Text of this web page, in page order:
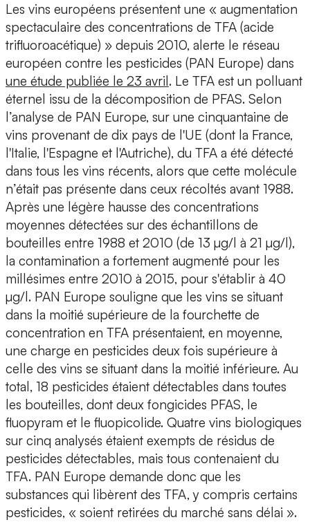
Les vins européens présentent une « augmentation
spectaculaire des concentrations de TFA (acide
trifluoroacétique) » depuis 2010, alerte le réseau
européen contre les pesticides (PAN Europe) dans
une étude publiée le 23 avril. Le TFA est un polluant
éternel issu de la décomposition de PFAS. Selon
l’analyse de PAN Europe, sur une cinquantaine de
vins provenant de dix pays de l'UE (dont la France,
l'Italie, l'Espagne et l'Autriche), du TFA a été détecté
dans tous les vins récents, alors que cette molécule
n’était pas présente dans ceux récoltés avant 1988.
Après une légère hausse des concentrations
moyennes détectées sur des échantillons de
bouteilles entre 1988 et 2010 (de 13 µg/l à 21 µg/l),
la contamination a fortement augmenté pour les
millésimes entre 2010 à 2015, pour s'établir à 40
µg/l. PAN Europe souligne que les vins se situant
dans la moitié supérieure de la fourchette de
concentration en TFA présentaient, en moyenne,
une charge en pesticides deux fois supérieure à
celle des vins se situant dans la moitié inférieure. Au
total, 18 pesticides étaient détectables dans toutes
les bouteilles, dont deux fongicides PFAS, le
fluopyram et le fluopicolide. Quatre vins biologiques
sur cinq analysés étaient exempts de résidus de
pesticides détectables, mais tous contenaient du
TFA. PAN Europe demande donc que les
substances qui libèrent des TFA, y compris certains
pesticides, « soient retirées du marché sans délai ».